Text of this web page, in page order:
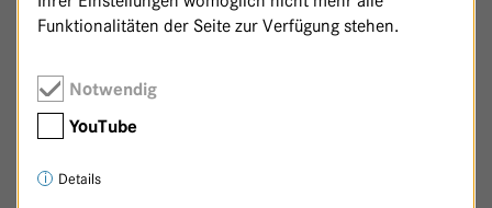
Zurück zur Patenschaftsseite
Funktionalitäten der Seite zur Verfügung stehen.
Notwendig
YouTube
Details